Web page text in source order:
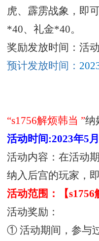
虎、霹雳战象，即
*40、礼金*40。
奖励发放时间：活
预计发放时间：
“s1756解烦韩当”纳
活动时间:2023年5
活动内容：在活动
纳入后宫的玩家，
活动范围：【
活动奖励：
① 活动期间，参与